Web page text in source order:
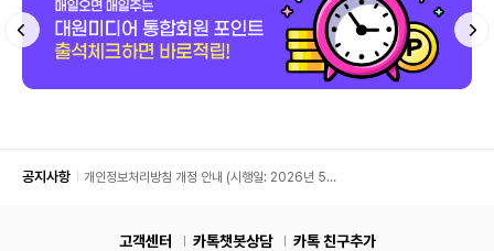
공지사항
개인정보처리방침 개정 안내 (시행일: 2026년 5월
고객센터 카톡챗봇상담 카톡 친구추가